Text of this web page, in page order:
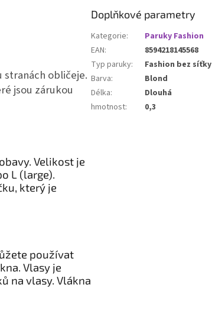
stranách obličeje.
jsou zárukou
Velikost je
L (large).
který je
používat
Vlasy je
na vlasy. Vlákna
Doplňkové parametry
Kategorie:
Paruky Fashion
EAN:
8594218145568
Typ paruky:
Fashion bez síťky
Barva:
Blond
Délka:
Dlouhá
hmotnost: 0,3